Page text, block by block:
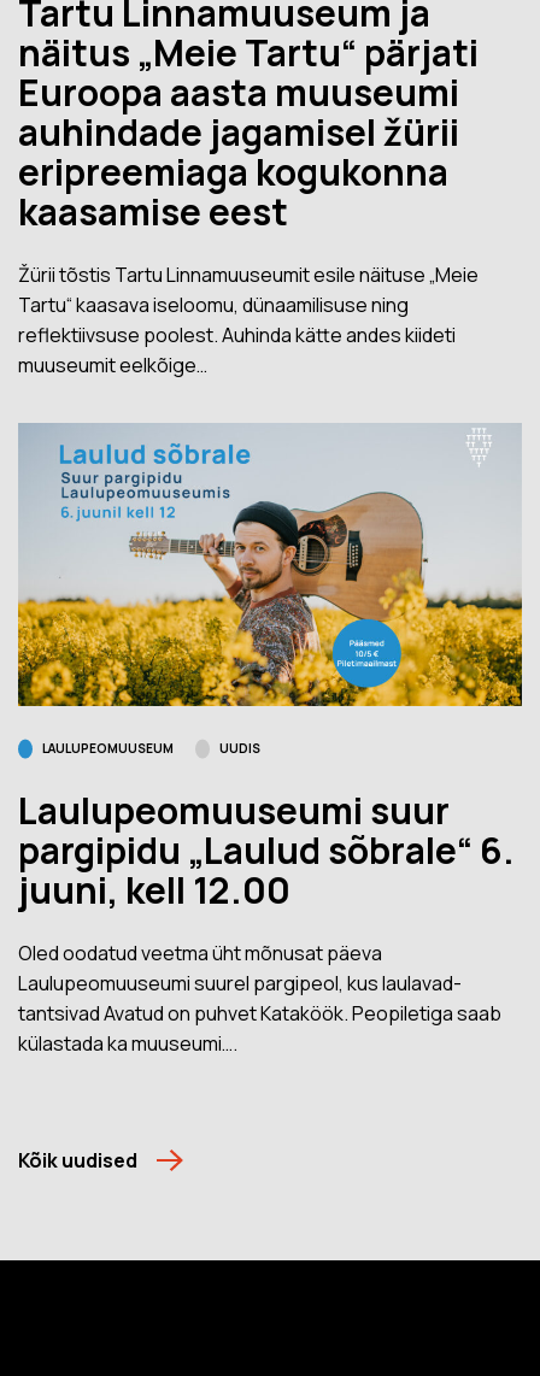
Tartu Linnamuuseum ja
näitus „Meie Tartu“ pärjati
Euroopa aasta muuseumi
auhindade jagamisel žürii
eripreemiaga kogukonna
kaasamise eest
Žürii tõstis Tartu Linnamuuseumit esile näituse „Meie
Tartu“ kaasava iseloomu, dünaamilisuse ning
reflektiivsuse poolest. Auhinda kätte andes kiideti
muuseumit eelkõige…
LAULUPEOMUUSEUM UUDIS
Laulupeomuuseumi suur
pargipidu „Laulud sõbrale“ 6.
juuni, kell 12.00
Oled oodatud veetma üht mõnusat päeva
Laulupeomuuseumi suurel pargipeol, kus laulavad-
tantsivad Avatud on puhvet Kataköök. Peopiletiga saab
külastada ka muuseumi….
Kõik uudised